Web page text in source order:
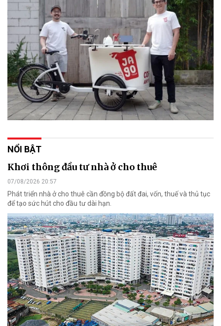
NỔI BẬT
Khơi thông đầu tư nhà ở cho thuê
07/08/2026 20:57
Phát triển nhà ở cho thuê cần đồng bộ đất đai, vốn, thuế và thủ tục
để tạo sức hút cho đầu tư dài hạn.